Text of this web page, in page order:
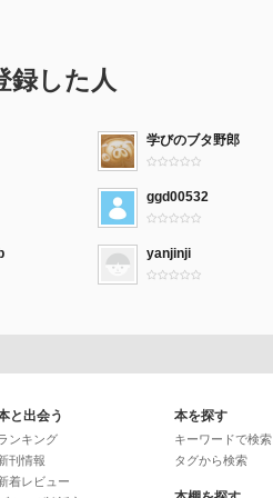
録した人
学びのブタ野郎
ggd00532
yanjinji
と出会う
ンキング
刊情報
着レビュー
本を探す
キーワードで検索
タグから検索